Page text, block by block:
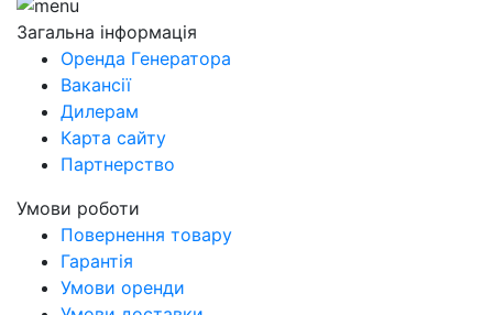
Загальна інформація
Оренда Генератора
Вакансії
Дилерам
Карта сайту
Партнерство
Умови роботи
Повернення товару
Гарантія
Умови оренди